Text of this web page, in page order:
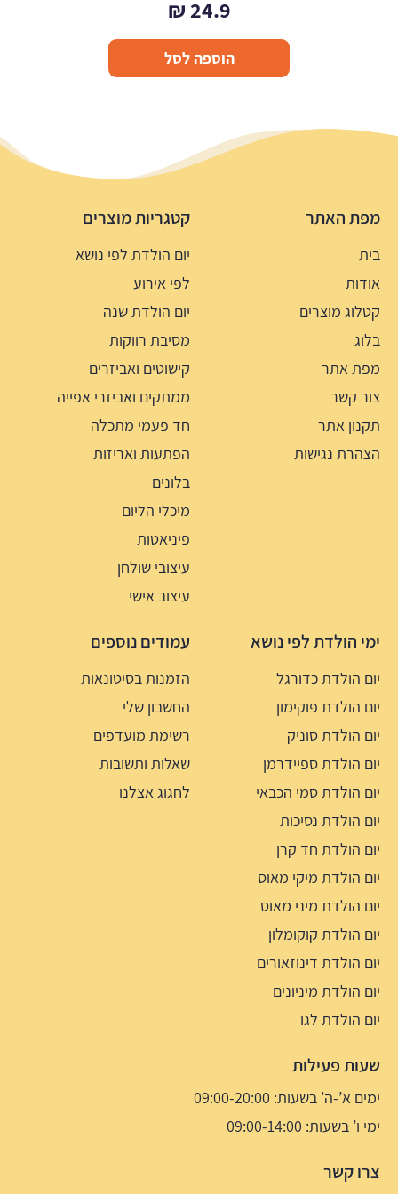
24.9
₪
הוספה לסל
מפת האתר
בית
אודות
קטלוג מוצרים
בלוג
מפת אתר
צור קשר
תקנון אתר
הצהרת נגישות
קטגריות מוצרים
יום הולדת לפי נושא
לפי אירוע
יום הולדת שנה
מסיבת רווקות
קישוטים ואביזרים
ממתקים ואביזרי אפייה
חד פעמי מתכלה
הפתעות ואריזות
בלונים
מיכלי הליום
פיניאטות
עיצובי שולחן
עיצוב אישי
ימי הולדת לפי נושא
יום הולדת כדורגל
יום הולדת פוקימון
יום הולדת סוניק
יום הולדת ספיידרמן
יום הולדת סמי הכבאי
יום הולדת נסיכות
יום הולדת חד קרן
יום הולדת מיקי מאוס
יום הולדת מיני מאוס
יום הולדת קוקומלון
יום הולדת דינוזאורים
יום הולדת מיניונים
יום הולדת לגו
עמודים נוספים
הזמנות בסיטונאות
החשבון שלי
רשימת מועדפים
שאלות ותשובות
לחגוג אצלנו
שעות פעילות
ימים א’-ה’ בשעות: 09:00-20:00
ימי ו’ בשעות: 09:00-14:00
צרו קשר